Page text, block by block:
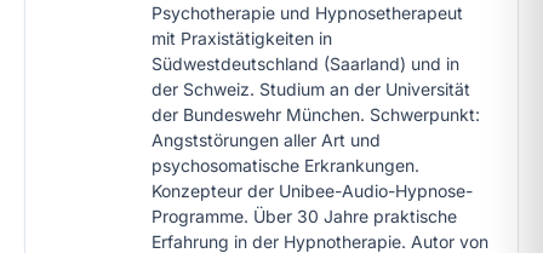
Psychotherapie und Hypnosetherapeut
mit Praxistätigkeiten in
Südwestdeutschland (Saarland) und in
der Schweiz. Studium an der Universität
der Bundeswehr München. Schwerpunkt:
Angststörungen aller Art und
psychosomatische Erkrankungen.
Konzepteur der Unibee-Audio-Hypnose-
Programme. Über 30 Jahre praktische
Erfahrung in der Hypnotherapie. Autor von